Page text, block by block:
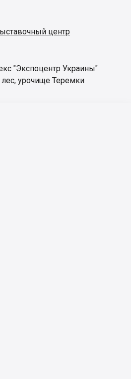
центр
"Экспоцентр Украины"
, урочище Теремки